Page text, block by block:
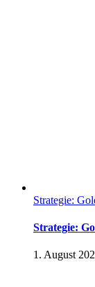
Strategie:
Strategie:
1. August